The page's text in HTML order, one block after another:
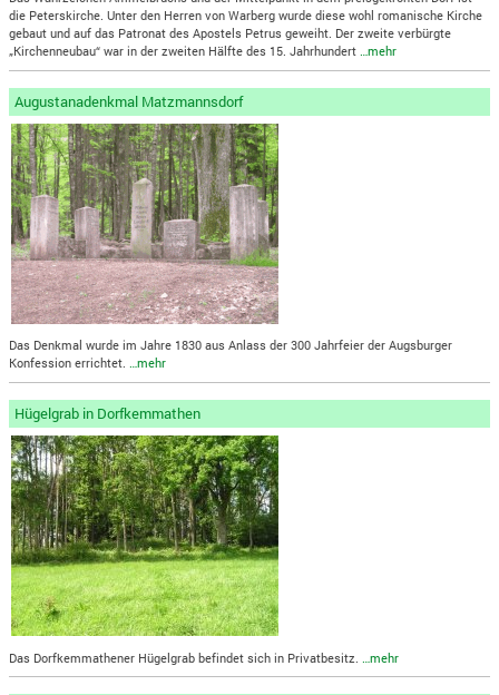
die Peterskirche. Unter den Herren von Warberg wurde diese wohl romanische Kirche
gebaut und auf das Patronat des Apostels Petrus geweiht. Der zweite verbürgte
„Kirchenneubau“ war in der zweiten Hälfte des 15. Jahrhundert…mehr
Augustanadenkmal Matzmannsdorf
Das Denkmal wurde im Jahre 1830 aus Anlass der 300 Jahrfeier der Augsburger
Konfession errichtet.…mehr
Hügelgrab in Dorfkemmathen
Das Dorfkemmathener Hügelgrab befindet sich in Privatbesitz. …mehr